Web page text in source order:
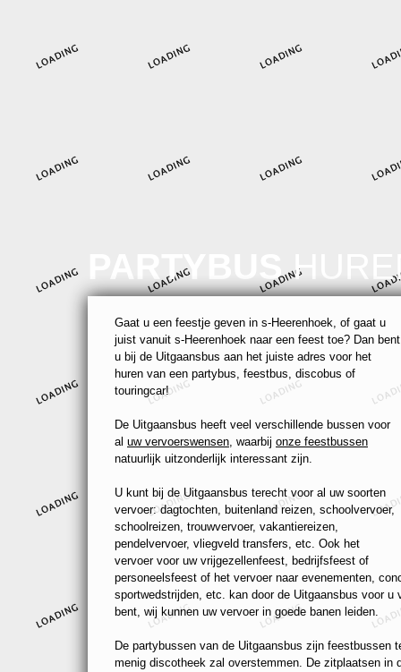
PARTYBUS
Gaat u een feestje geven in s-Heerenhoek, of gaat u
juist vanuit s-Heerenhoek naar een feest toe? Dan bent
u bij de Uitgaansbus aan het juiste adres voor het
huren van een partybus, feestbus, discobus of
touringcar!
De Uitgaansbus heeft veel verschillende bussen voor
al uw vervoerswensen, waarbij onze feestbussen
natuurlijk uitzonderlijk interessant zijn.
U kunt bij de Uitgaansbus terecht voor al uw soorten
vervoer: dagtochten, buitenland reizen, schoolvervoer,
schoolreizen, trouwvervoer, vakantiereizen,
pendelvervoer, vliegveld transfers, etc. Ook het
vervoer voor uw vrijgezellenfeest, bedrijfsfeest of
personeelsfeest of het vervoer naar evenementen,
sportwedstrijden, etc. kan door de Uitgaansbus voor
bent, wij kunnen uw vervoer in goede banen leiden.
De partybussen van de Uitgaansbus zijn feestbussen
menig discotheek zal overstemmen. De zitplaatsen